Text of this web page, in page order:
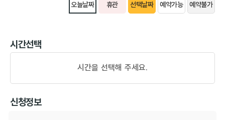
오늘날짜 휴관 선택날짜 예약가능 예약불가
시간선택
시간을 선택해 주세요.
신청정보